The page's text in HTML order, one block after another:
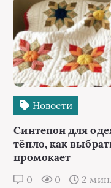
Новости
Синтепон для
тёпло, как
промокает
0 0 2 мин.